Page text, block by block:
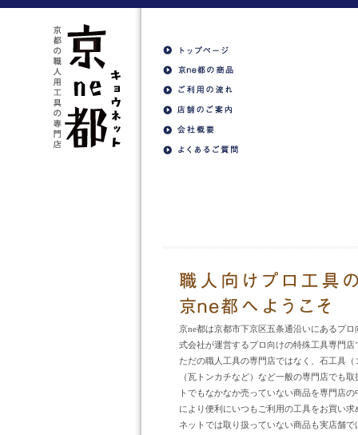
京ne都は京都市下京区五条通沿いにあるプ
式会社が運営するプロ向けの特殊工具専門店
ただの職人工具の専門店ではなく、石工具
（瓦トンカチなど）など一般の専門店でも
トでもなかなか売っていない商品を専門店
により便利にいつもご利用の工具をお買い
ネットでは取り扱っていない商品も実店舗